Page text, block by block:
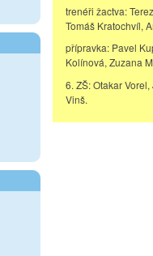
trenéři žactva:
Tomáš Kratochvíl,
přípravka: Pavel
Kolínová, Zuzana
6. ZŠ: Otakar
Vinš.